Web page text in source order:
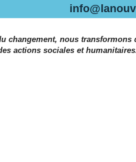
changement, nous transformons
actions sociales et